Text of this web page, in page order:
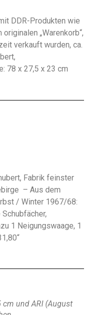
DDR-Produkten wie
„Warenkorb“,
verkauft wurden, ca.
78 x 27,5 x 23 cm
Fabrik feinster
– Aus dem
/ Winter 1967/68:
1 Neigungswaage, 1
cm und ARI (August